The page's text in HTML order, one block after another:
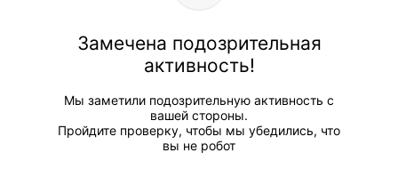
Замечена подозрительная
активность!
Мы заметили подозрительную активность с
вашей стороны.
Пройдите проверку, чтобы мы убедились, что
вы не робот